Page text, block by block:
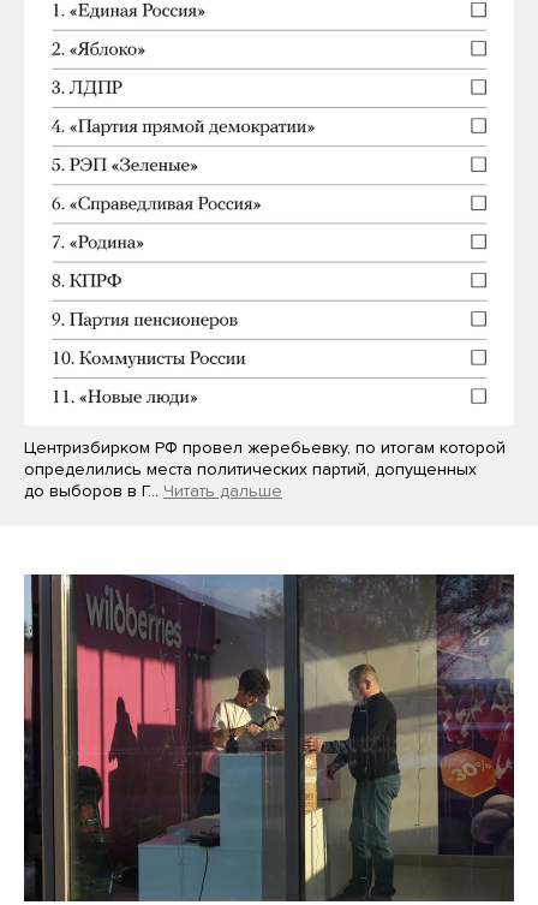
Центризбирком РФ провел жеребьевку, по итогам которой
определились места политических партий, допущенных
до выборов в Г… Читать дальше